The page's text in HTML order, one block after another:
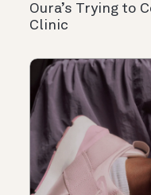
Oura’s Trying to
Clinic